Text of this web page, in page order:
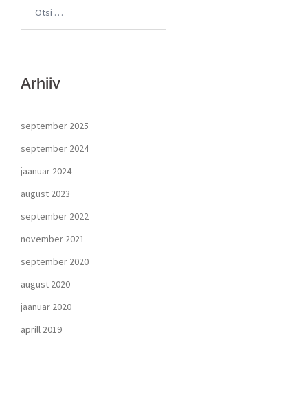
Arhiiv
september 2025
september 2024
jaanuar 2024
august 2023
september 2022
november 2021
september 2020
august 2020
jaanuar 2020
aprill 2019